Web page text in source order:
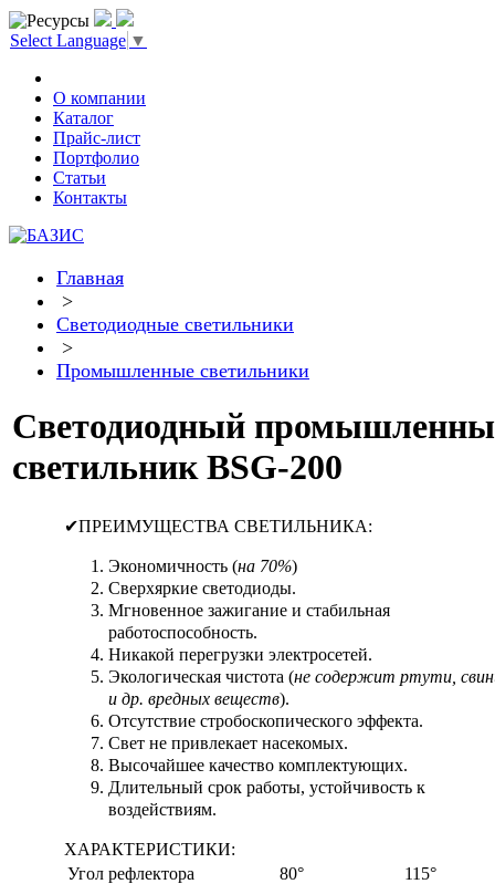
Select Language ▼
О компании
Каталог
Прайс-лист
Портфолио
Статьи
Контакты
Главная
>
Светодиодные светильники
>
Промышленные светильники
Светодиодный
светильник BSG-200
✔ПРЕИМУЩЕСТВА СВЕТИЛЬНИКА:
Экономичность (на 70%)
Сверхяркие светодиоды.
Мгновенное зажигание и стабильная
работоспособность.
Никакой перегрузки электросетей.
Экологическая чистота (не содержит ртути,
и др. вредных веществ).
Отсутствие стробоскопического эффекта.
Свет не привлекает насекомых.
Высочайшее качество комплектующих.
Длительный срок работы, устойчивость к
воздействиям.
ХАРАКТЕРИСТИКИ:
Угол рефлектора 80°
115°